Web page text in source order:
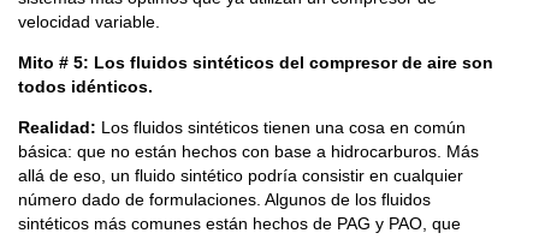
velocidad variable.
Mito # 5: Los fluidos sintéticos del compresor de aire son
todos idénticos.
Realidad: Los fluidos sintéticos tienen una cosa en común
básica: que no están hechos con base a hidrocarburos. Más
allá de eso, un fluido sintético podría consistir en cualquier
número dado de formulaciones. Algunos de los fluidos
sintéticos más comunes están hechos de PAG y PAO, que